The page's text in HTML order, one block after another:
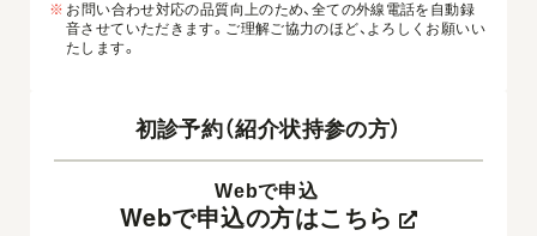
※ お問い合わせ対応の品質向上のため、全ての外線電話を自動録
音させていただきます。ご理解ご協力のほど、よろしくお願いい
たします。
初診予約（紹介状持参の方）
Webで申込
Webで申込の方はこちら